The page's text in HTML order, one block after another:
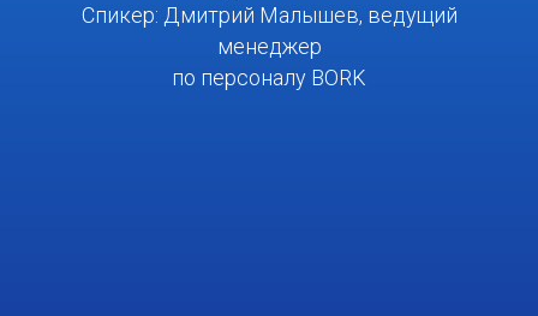
Спикер: Дмитрий Малышев, ведущий
менеджер
по персоналу BORK